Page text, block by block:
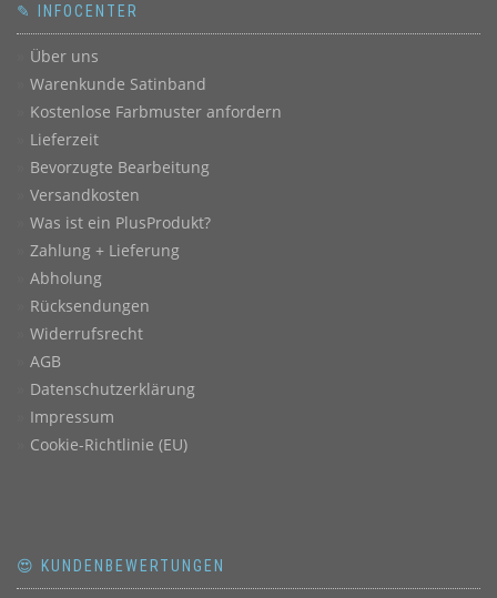
✎ INFOCENTER
Über uns
Warenkunde Satinband
Kostenlose Farbmuster anfordern
Lieferzeit
Bevorzugte Bearbeitung
Versandkosten
Was ist ein PlusProdukt?
Zahlung + Lieferung
Abholung
Rücksendungen
Widerrufsrecht
AGB
Datenschutzerklärung
Impressum
Cookie-Richtlinie (EU)
😍 KUNDENBEWERTUNGEN